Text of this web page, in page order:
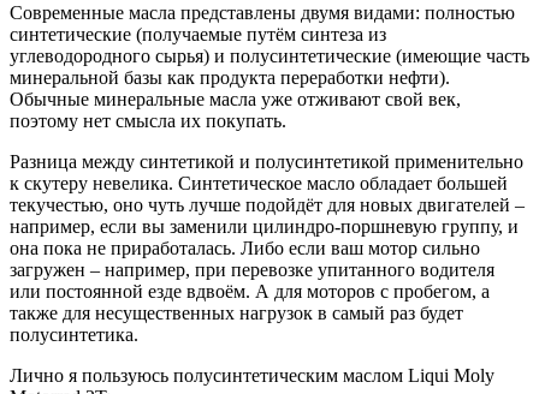
Современные масла представлены двумя видами: полностью
синтетические (получаемые путём синтеза из
углеводородного сырья) и полусинтетические (имеющие часть
минеральной базы как продукта переработки нефти).
Обычные минеральные масла уже отживают свой век,
поэтому нет смысла их покупать.
Разница между синтетикой и полусинтетикой применительно
к скутеру невелика. Синтетическое масло обладает большей
текучестью, оно чуть лучше подойдёт для новых двигателей –
например, если вы заменили цилиндро-поршневую группу, и
она пока не приработалась. Либо если ваш мотор сильно
загружен – например, при перевозке упитанного водителя
или постоянной езде вдвоём. А для моторов с пробегом, а
также для несущественных нагрузок в самый раз будет
полусинтетика.
Лично я пользуюсь полусинтетическим маслом Liqui Moly